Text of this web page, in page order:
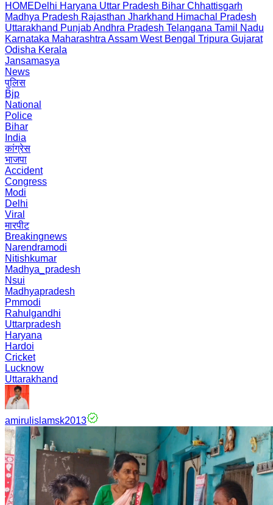
HOMEDelhi Haryana Uttar Pradesh Bihar Chhattisgarh
Madhya Pradesh Rajasthan Jharkhand Himachal Pradesh
Uttarakhand PunjabAndhra Pradesh Telangana Tamil Nadu
Karnataka Maharashtra Assam West Bengal Tripura Gujarat
Odisha Kerala
Jansamasya
News
पुलिस
Bjp
National
Police
Bihar
India
कांग्रेस
भाजपा
Accident
Congress
Modi
Delhi
Viral
मारपीट
Breakingnews
Narendramodi
Nitishkumar
Madhya_pradesh
Nsui
Madhyapradesh
Pmmodi
Rahulgandhi
Uttarpradesh
Haryana
Hardoi
Cricket
Lucknow
Uttarakhand
amirulislamsk2013